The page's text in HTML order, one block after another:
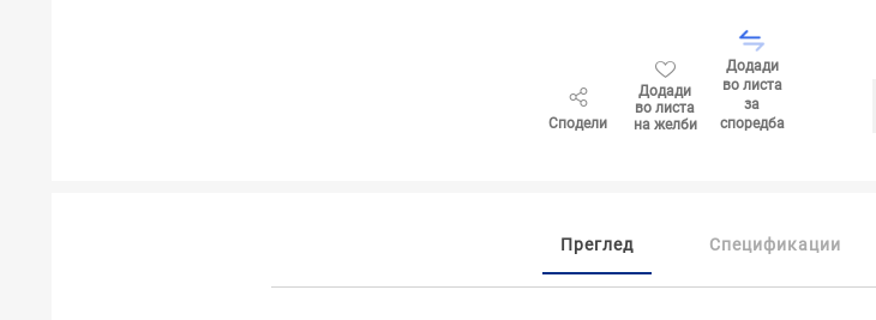
Сподели
Додади
во листа
на желби
Додади
во листа
за
споредба
Преглед Спецификации